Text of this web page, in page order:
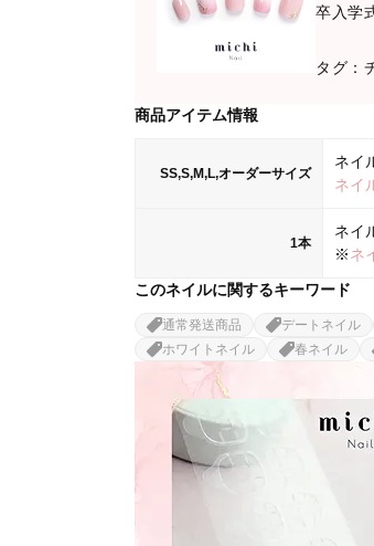
卒入学
タグ：
商品アイテム情報
SS,S,M,L,オーダーサイズ
ネイ
ネイ
1本
ネイ
※ネ
このネイルに関するキーワード
通常発送商品 デートネイル
ホワイトネイル
春ネイル